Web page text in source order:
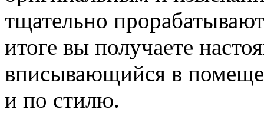
тщательно
итоге вы получаете
вписывающийся в
и по стилю.